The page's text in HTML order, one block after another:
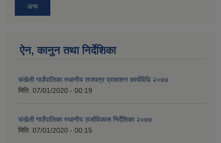
अन्य
ऐन, कानुन तथा निर्देशिका
चंखेली गाउँपालिका स्थानीय राजपत्र प्रकाशन कार्यविधि २०७७
मिति: 07/01/2020 - 00:19
चंखेली गाउँपालिका स्थानीय उर्जाविकास निर्देशिका २०७७
मिति: 07/01/2020 - 00:15